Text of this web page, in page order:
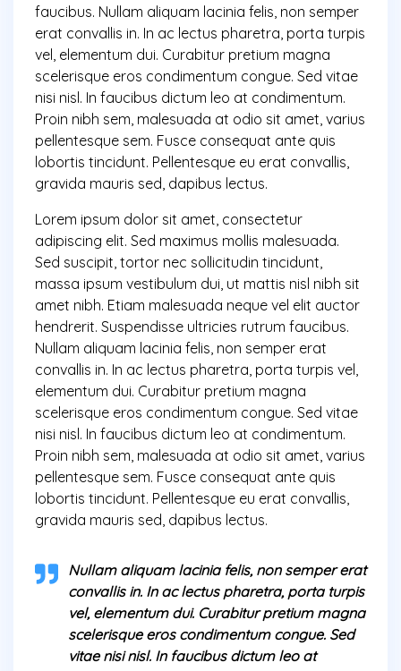
faucibus. Nullam aliquam lacinia felis, non semper
erat convallis in. In ac lectus pharetra, porta turpis
vel, elementum dui. Curabitur pretium magna
scelerisque eros condimentum congue. Sed vitae
nisi nisl. In faucibus dictum leo at condimentum.
Proin nibh sem, malesuada at odio sit amet, varius
pellentesque sem. Fusce consequat ante quis
lobortis tincidunt. Pellentesque eu erat convallis,
gravida mauris sed, dapibus lectus.
Lorem ipsum dolor sit amet, consectetur
adipiscing elit. Sed maximus mollis malesuada.
Sed suscipit, tortor nec sollicitudin tincidunt,
massa ipsum vestibulum dui, ut mattis nisl nibh sit
amet nibh. Etiam malesuada neque vel elit auctor
hendrerit. Suspendisse ultricies rutrum faucibus.
Nullam aliquam lacinia felis, non semper erat
convallis in. In ac lectus pharetra, porta turpis vel,
elementum dui. Curabitur pretium magna
scelerisque eros condimentum congue. Sed vitae
nisi nisl. In faucibus dictum leo at condimentum.
Proin nibh sem, malesuada at odio sit amet, varius
pellentesque sem. Fusce consequat ante quis
lobortis tincidunt. Pellentesque eu erat convallis,
gravida mauris sed, dapibus lectus.
Nullam aliquam lacinia felis, non semper erat
convallis in. In ac lectus pharetra, porta turpis
vel, elementum dui. Curabitur pretium magna
scelerisque eros condimentum congue. Sed
vitae nisi nisl. In faucibus dictum leo at